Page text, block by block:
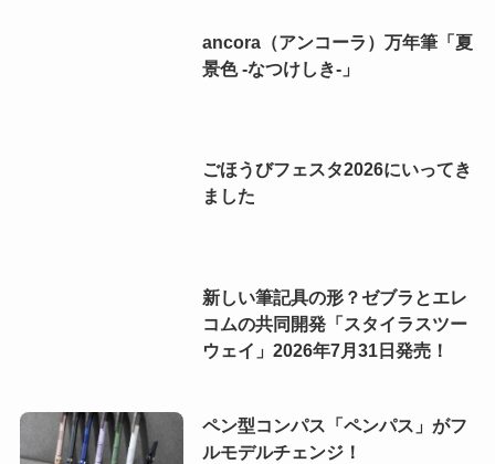
ancora（アンコーラ）万年筆「夏
景色 -なつけしき-」
ごほうびフェスタ2026にいってき
ました
新しい筆記具の形？ゼブラとエレ
コムの共同開発「スタイラスツー
ウェイ」2026年7月31日発売！
ペン型コンパス「ペンパス」がフ
ルモデルチェンジ！